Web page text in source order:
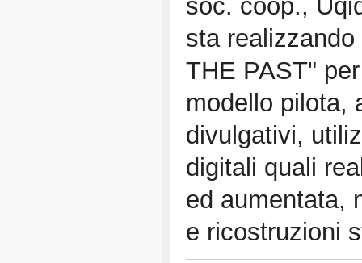
soc. coop.,
sta realizzando
THE PAST"
modello pilota,
divulgativi,
digitali quali
ed aumentata,
e ricostruzioni